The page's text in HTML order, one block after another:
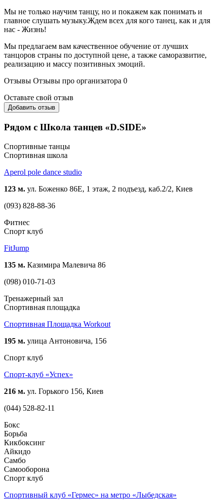
Мы не только научим танцу, но и покажем как понимать и
главное слушать музыку.Ждем всех для кого танец, как и для
нас - Жизнь!
Мы предлагаем вам качественное обучение от лучших
танцоров страны по доступной цене, а также саморазвитие,
реализацию и массу позитивных эмоций.
Отзывы Отзывы про организатора 0
Оставьте свой отзыв
Добавить отзыв
Рядом с Школа танцев «D.SIDE»
Спортивные танцы
Спортивная школа
Aperol pole dance studio
123 м. ул. Боженко 86Е, 1 этаж, 2 подъезд, каб.2/2, Киев
(093) 828-88-36
Фитнес
Спорт клуб
FitJump
135 м. Казимира Малевича 86
(098) 010-71-03
Тренажерный зал
Спортивная площадка
Спортивная Площадка Workout
195 м. улица Антоновича, 156
Спорт клуб
Спорт-клуб «Успех»
216 м. ул. Горького 156, Киев
(044) 528-82-11
Бокс
Борьба
Кикбоксинг
Айкидо
Самбо
Самооборона
Спорт клуб
Спортивный клуб «Гермес» на метро «Лыбедская»